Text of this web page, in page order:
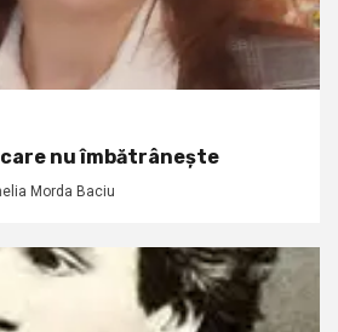
nu îmbătrânește
Morda Baciu